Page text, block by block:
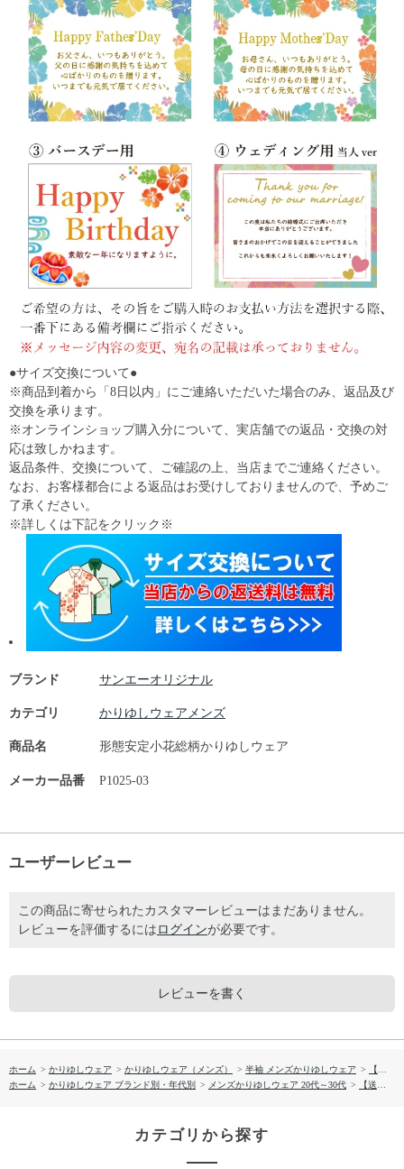
●サイズ交換について●
※商品到着から「8日以内」にご連絡いただいた場合のみ、返品及び
交換を承ります。
※オンラインショップ購入分について、実店舗での返品・交換の対
応は致しかねます。
返品条件、交換について、ご確認の上、当店までご連絡ください。
なお、お客様都合による返品はお受けしておりませんので、予めご
了承ください。
※詳しくは下記をクリック※
ブランド サンエーオリジナル
カテゴリ かりゆしウェアメンズ
商品名 形態安定小花総柄かりゆしウェア
メーカー品番 P1025-03
ユーザーレビュー
この商品に寄せられたカスタマーレビューはまだありません。
レビューを評価するには ログインが必要です。
レビューを書く
ホーム > かりゆしウェア > かりゆしウェア（メンズ） > 半袖 メンズかりゆしウェア >
【送料無料】形態安定 小花総柄 かりゆしウェアP1025-03
ホーム > かりゆしウェア ブランド別・年代別 > メンズかりゆしウェア 20代～30代 > 【送料無料】形態安定 小花総柄 かりゆしウェアP1025-03
カテゴリから探す